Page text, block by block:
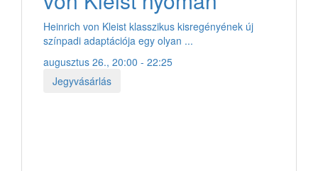
Heinrich von Kleist klasszikus kisregényének új
színpadi adaptációja egy olyan ...
augusztus 26., 20:00 - 22:25
Jegyvásárlás